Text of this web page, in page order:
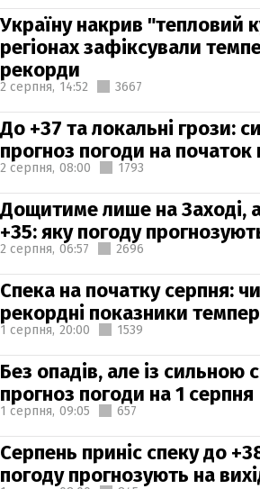
Україну накрив "тепловий
регіонах зафіксували
рекорди
2 серпня, 14:52 3667
До +37 та локальні грози:
прогноз погоди на
2 серпня, 08:00 1793
Дощитиме лише на Заході,
+35: яку погоду
2 серпня, 06:57 2696
Спека на початку серпня:
рекордні показники
1 серпня, 20:00 1539
Без опадів, але із сильною
прогноз погоди на 1 серпня
1 серпня, 09:05 657
Серпень приніс спеку до
погоду прогнозують на